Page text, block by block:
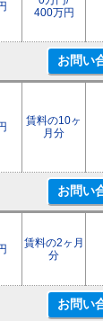
400万円
賃料の10ヶ
月分
賃料の2ヶ月
分